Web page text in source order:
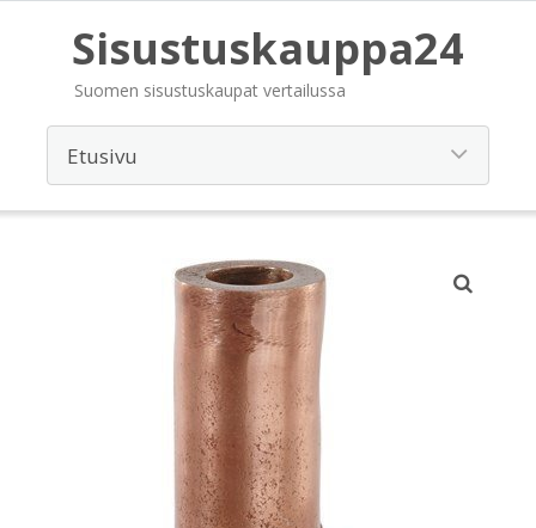
Sisustuskauppa24
Suomen sisustuskaupat vertailussa